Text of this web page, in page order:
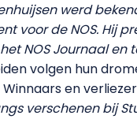
werd
voor de NOS. Hij
NOS Journaal en
volgen hun
en
verschenen bij